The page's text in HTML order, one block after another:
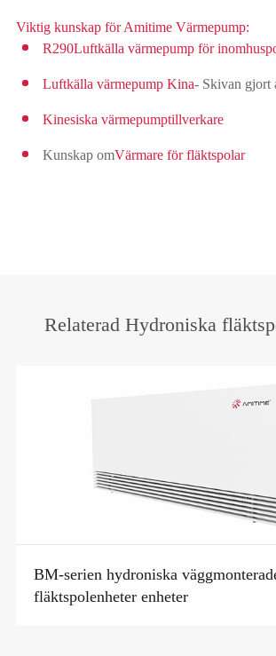
Viktig kunskap för Amitime Värmepump:
R290Luftkälla värmepump för
Luftkälla värmepump Kina- Skivan gjort
Kinesiska värmepumptillverkare
Kunskap omVärmare för fläktspolar
Relaterad Hydroniska
BM-serien hydroniska
fläktspolenheter enheter